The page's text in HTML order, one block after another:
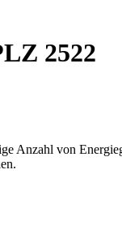
2522
Anzahl von